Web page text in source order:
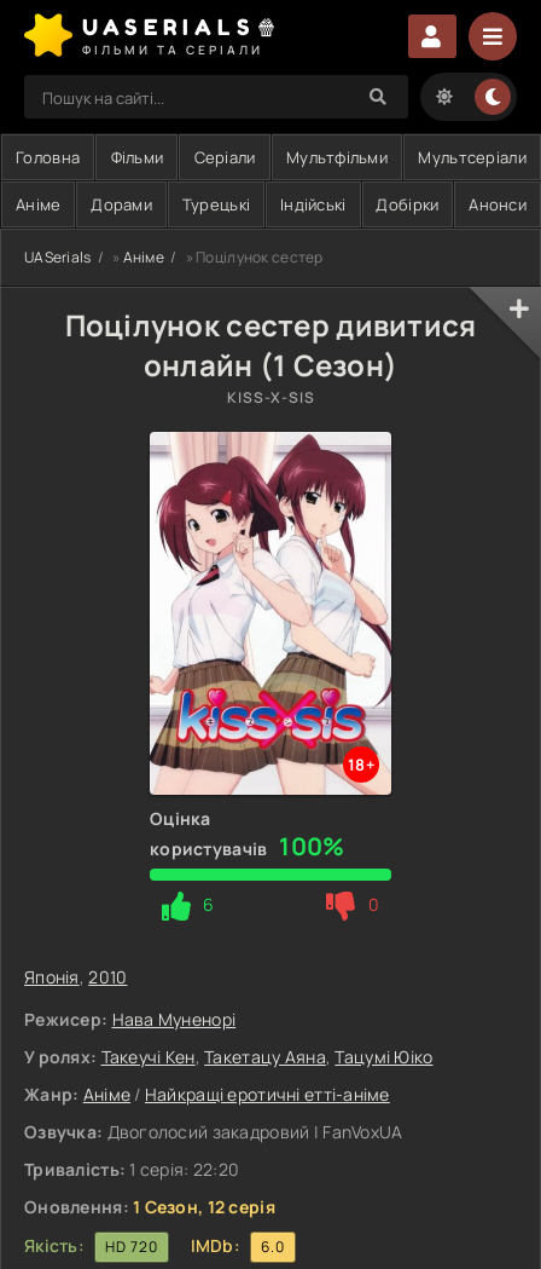
UASERIALS🍿
ФІЛЬМИ ТА СЕРІАЛИ
Головна Фільми Серіали Мультфільми Мультсеріали
Аніме Дорами Турецькі Індійські Добірки Анонси
UASerials » Аніме » Поцілунок сестер
Поцілунок сестер дивитися
онлайн (1 Сезон)
KISS-X-SIS
18+
Оцінка
користувачів 100%
6 0
Японія,2010
Режисер: Нава Муненорі
У ролях: Такеучі Кен,Такетацу Аяна,Тацумі Юіко
Жанр: Аніме / Найкращі еротичні етті-аніме
Озвучка: Двоголосий закадровий | FanVoxUA
Тривалість: 1 серія: 22:20
Оновлення: 1 Сезон, 12 серія
Якість:
HD 720 IMDb: 6.0